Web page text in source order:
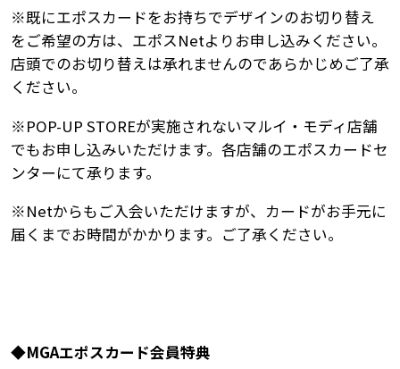
※既にエポスカードをお持ちでデザインのお切り替え
をご希望の方は、エポスNetよりお申し込みください。
店頭でのお切り替えは承れませんのであらかじめご了承
ください。
※POP-UP STOREが実施されないマルイ・モディ店舗
でもお申し込みいただけます。各店舗のエポスカードセ
ンターにて承ります。
※Netからもご入会いただけますが、カードがお手元に
届くまでお時間がかかります。ご了承ください。
◆MGAエポスカード会員特典